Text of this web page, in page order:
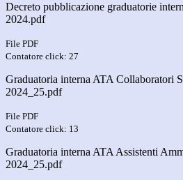
Decreto pubblicazione graduatorie
2024.pdf
File PDF
Contatore click: 27
Graduatoria interna ATA Collaboratori
2024_25.pdf
File PDF
Contatore click: 13
Graduatoria interna ATA Assistenti
2024_25.pdf